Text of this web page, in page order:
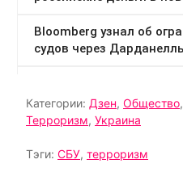
Категории: Дзен, Общество,
Терроризм, Украина
Тэги: СБУ, терроризм